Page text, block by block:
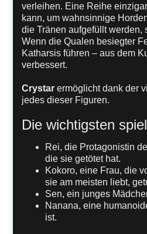
verleihen. Eine Reihe
kann, um wahnsinnige
die Tränen aufgefüllt werden,
Wenn die Qualen besiegter
Katharsis führen – aus dem
verbessert.
Crystar ermöglicht dank der
jedes dieser Figuren.
Die wichtigsten
Rei, die Protagonistin
die sie getötet hat.
Kokoro, eine Frau, die
sie am meisten liebt,
Sen, ein junges
Nanana, eine
ist.